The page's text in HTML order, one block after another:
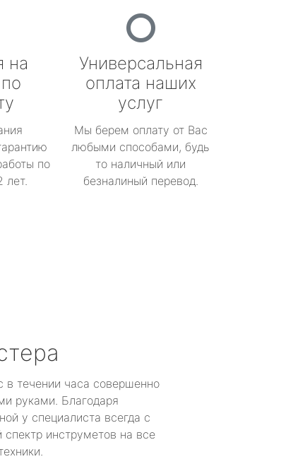
на
по
лет.
Универсальная
оплата наших
услуг
Мы берем оплату от Вас
любыми способами, будь
то наличный или
безналиный перевод.
течении часа совершенно
руками. Благодаря
у специалиста всегда с
инструметов на все